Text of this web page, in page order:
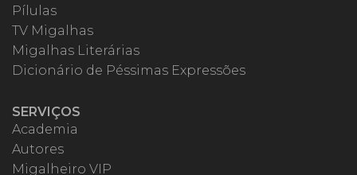
Pílulas
TV Migalhas
Migalhas Literárias
Dicionário de Péssimas Expressões
SERVIÇOS
Academia
Autores
Migalheiro VIP